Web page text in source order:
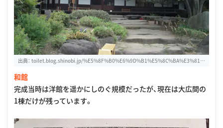
出典： toilet.blog.shinobi.jp/%E5%8F%B0%E6%9D%B1%E5%8C%BA%E3%81%
4%8E%E9%82%B8%E5%BA%AD%E5%9C%92%E3%80%80%E5%92%8C%E9%
A4%A8%E3%83%88%E3%82%A4%E3%83%AC
和館
完成当時は洋館を遥かにしのぐ規模だったが、現在は大広間の
1棟だけが残っています。